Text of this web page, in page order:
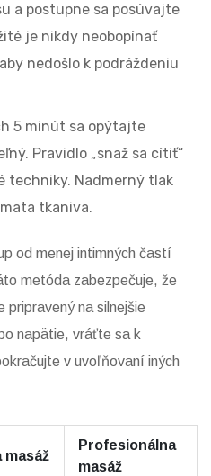
a postupne sa posúvajte
je nikdy neobopínať
nedošlo k podráždeniu
5 minút sa opýtajte
Pravidlo „snaž sa cítiť“
techniky. Nadmerný tlak
tkaniva.
od menej intimných častí
metóda zabezpečuje, že
pripravený na silnejšie
napätie, vráťte sa k
v uvoľňovaní iných
masáž
Profesionálna
masáž